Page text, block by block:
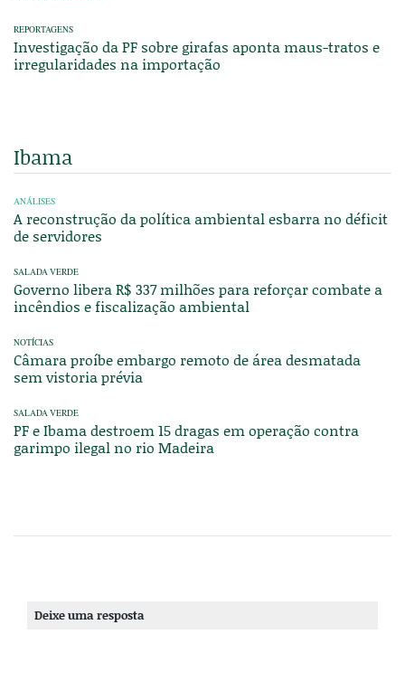
REPORTAGENS
Investigação da PF sobre girafas aponta maus-tratos e
irregularidades na importação
Ibama
ANÁLISES
A reconstrução da política ambiental esbarra no déficit
de servidores
SALADA VERDE
Governo libera R$ 337 milhões para reforçar combate a
incêndios e fiscalização ambiental
NOTÍCIAS
Câmara proíbe embargo remoto de área desmatada
sem vistoria prévia
SALADA VERDE
PF e Ibama destroem 15 dragas em operação contra
garimpo ilegal no rio Madeira
Deixe uma resposta